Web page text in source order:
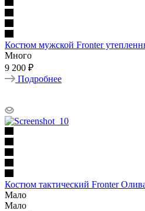
Костюм мужской Fronter
Много
9 200 ₽
Подробнее
Костюм тактический Fronter
Мало
Мало